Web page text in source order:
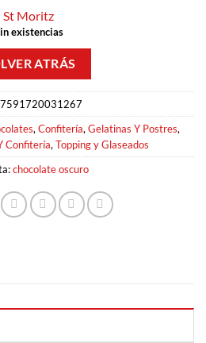
St Moritz
existencias
7591720031267
,Confitería,Gelatinas Y Postres,
Confitería,Topping y Glaseados
chocolate oscuro